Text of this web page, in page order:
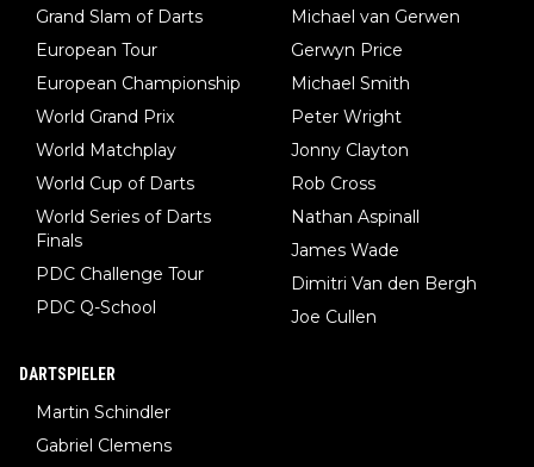
Grand Slam of Darts
European Tour
European Championship
World Grand Prix
World Matchplay
World Cup of Darts
World Series of Darts
Finals
PDC Challenge Tour
PDC Q-School
Michael van Gerwen
Gerwyn Price
Michael Smith
Peter Wright
Jonny Clayton
Rob Cross
Nathan Aspinall
James Wade
Dimitri Van den Bergh
Joe Cullen
DARTSPIELER
Martin Schindler
Gabriel Clemens